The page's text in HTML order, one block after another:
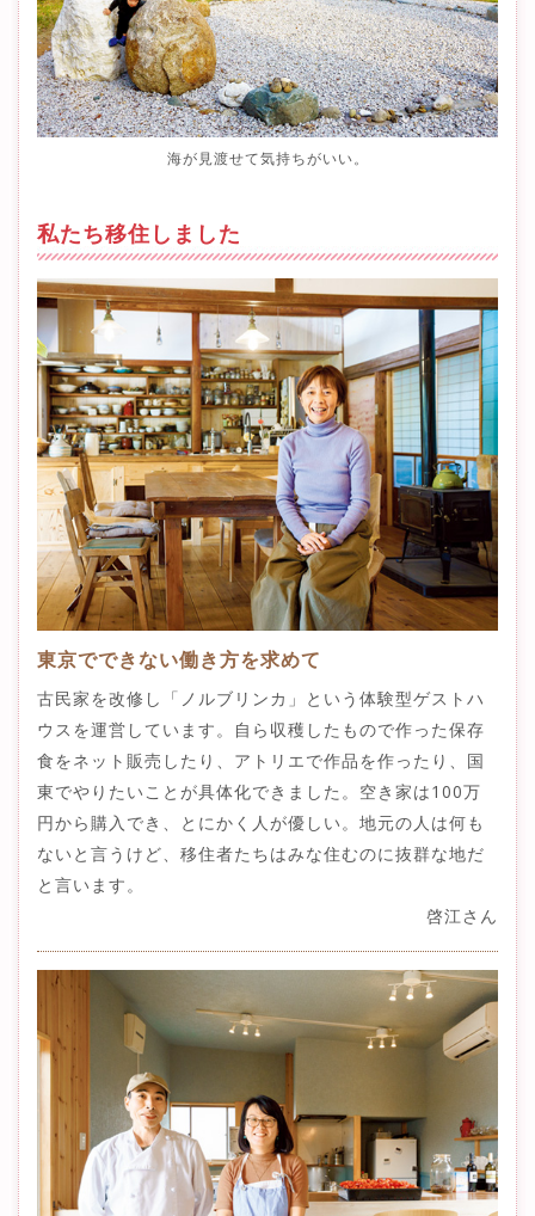
海が見渡せて気持ちがいい。
私たち移住しました
東京でできない働き方を求めて
古民家を改修し「ノルブリンカ」という体験型ゲストハ
ウスを運営しています。自ら収穫したもので作った保存
食をネット販売したり、アトリエで作品を作ったり、国
東でやりたいことが具体化できました。空き家は100万
円から購入でき、とにかく人が優しい。地元の人は何も
ないと言うけど、移住者たちはみな住むのに抜群な地だ
と言います。
啓江さん